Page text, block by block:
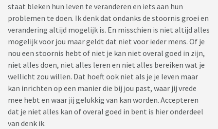
staat bleken hun leven te veranderen en iets aan hun
problemen te doen. Ik denk dat ondanks de stoornis groei en
verandering altijd mogelijk is. En misschien is niet altijd alles
mogelijk voor jou maar geldt dat niet voor ieder mens. Of je
nou een stoornis hebt of niet je kan niet overal goed in zijn,
niet alles doen, niet alles leren en niet alles bereiken wat je
wellicht zou willen. Dat hoeft ook niet als je je leven maar
kan inrichten op een manier die bij jou past, waar jij vrede
mee hebt en waar jij gelukkig van kan worden. Accepteren
dat je niet alles kan of overal goed in bent is hier onderdeel
van denk ik.